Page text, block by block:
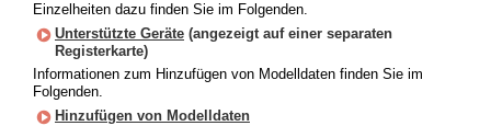
Einzelheiten dazu finden Sie im Folgenden.
Unterstützte Geräte (angezeigt auf einer separaten
Registerkarte)
Informationen zum Hinzufügen von Modelldaten finden Sie im
Folgenden.
Hinzufügen von Modelldaten